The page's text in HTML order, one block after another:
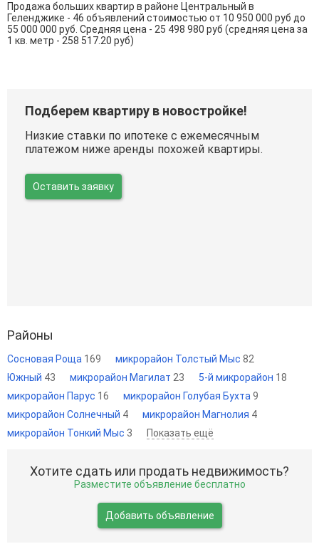
Продажа больших квартир в районе Центральный в
Геленджике - 46 объявлений стоимостью от 10 950 000 руб до
55 000 000 руб. Средняя цена - 25 498 980 руб (средняя цена за
1 кв. метр - 258 517.20 руб)
Подберем квартиру в новостройке!
Низкие ставки по ипотеке с ежемесячным
платежом ниже аренды похожей квартиры.
Оставить заявку
Районы
Сосновая Роща 169 микрорайон Толстый Мыс 82
Южный 43 микрорайон Магилат 23 5-й микрорайон 18
микрорайон Парус 16 микрорайон Голубая Бухта9
микрорайон Солнечный 4 микрорайон Магнолия 4
микрорайон Тонкий Мыс 3 Показать ещё
Хотите сдать или продать недвижимость?
Разместите объявление бесплатно
Добавить объявление